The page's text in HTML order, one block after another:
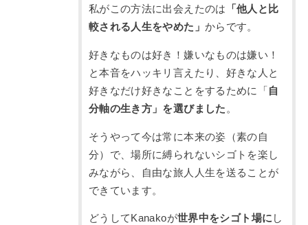
私がこの方法に出会えたのは
「他人と比
較される人生をやめた」 からです。
好きなものは好き！嫌いなものは嫌い！
と本音をハッキリ言えたり、好きな人と
好きなだけ好きなことをするために「 自
分軸の生き方」を選びました 。
そうやって今は常に本来の姿（素の自
分）で、場所に縛られないシゴトを楽し
みながら、自由な旅人人生を送ることが
できています。
どうしてKanakoが世界中をシゴト場に し